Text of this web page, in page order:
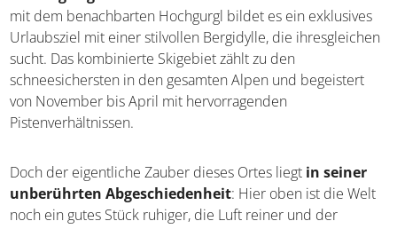
Obergurgl-Hochgurgl
Mit ihrer Lage auf rund 1.930 Metern ist Obergurgldie
höchstgelegene Gemeinde Österreichs. Gemeinsam
mit dem benachbarten Hochgurgl bildet es ein exklusives
Urlaubsziel mit einer stilvollen Bergidylle, die
ihresgleichen sucht. Das kombinierte Skigebiet zählt zu
begeistert von November bis April mit hervorragenden
Pistenverhältnissen.